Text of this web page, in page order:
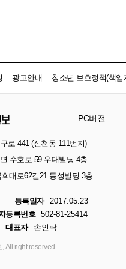
광고안내 청소년 보호정책(책임
PC버전
로 441 (신천동 111번지)
수호로 59 우대빌딩 4층
대로62길21 동성빌딩 3층
등록일자
2017.05.23
등록번호
502-81-25414
대표자 손인락
All right reserved.